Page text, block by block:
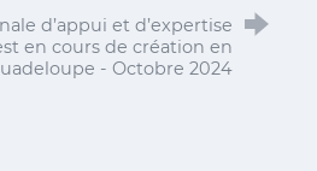
d’appui et d’expertise
en cours de création en
- Octobre 2024